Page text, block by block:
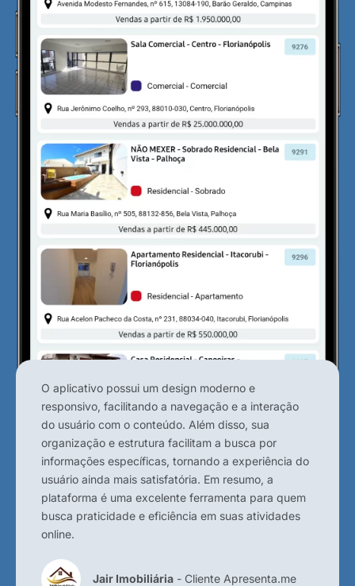
O aplicativo possui um design moderno e
responsivo, facilitando a navegação e a interação
do usuário com o conteúdo. Além disso, sua
organização e estrutura facilitam a busca por
informações específicas, tornando a experiência do
usuário ainda mais satisfatória. Em resumo, a
plataforma é uma excelente ferramenta para quem
busca praticidade e eficiência em suas atividades
online.
Jair Imobiliária - Cliente Apresenta.me